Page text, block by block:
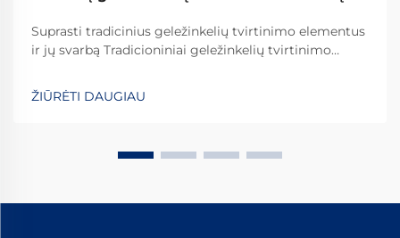
Suprasti tradicinius geležinkelių tvirtinimo elementus
ir jų svarbą Tradicioniniai geležinkelių tvirtinimo
geležinkelių bėgių stabilumą ir saugumą kasdienėms
operacijoms. Daugelis sistemų pasikliauja
ŽIŪRĖTI DAUGIAU